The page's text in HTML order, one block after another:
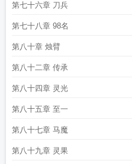
第七十六章 刀兵
第七十八章 98名
第八十章 烛臂
第八十二章 传承
第八十四章 灵光
第八十五章 至一
第八十七章 马魔
第八十九章 灵果